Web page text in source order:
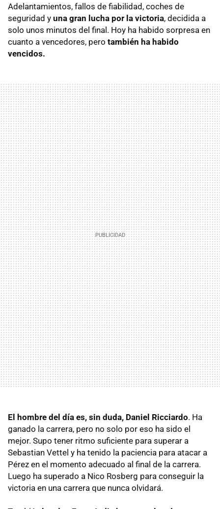
Adelantamientos, fallos de fiabilidad, coches de
seguridad y una gran lucha por la victoria, decidida a
solo unos minutos del final. Hoy ha habido sorpresa en
cuanto a vencedores, pero también ha habido
vencidos.
El hombre del día es, sin duda, Daniel Ricciardo. Ha
ganado la carrera, pero no solo por eso ha sido el
mejor. Supo tener ritmo suficiente para superar a
Sebastian Vettel y ha tenido la paciencia para atacar a
Pérez en el momento adecuado al final de la carrera.
Luego ha superado a Nico Rosberg para conseguir la
victoria en una carrera que nunca olvidará.